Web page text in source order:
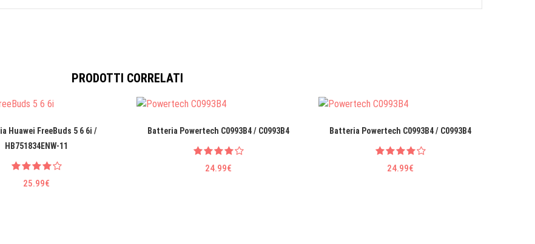
PRODOTTI CORRELATI
Huawei FreeBuds 5 6 6i /
HB751834ENW-11
25.99€
Batteria Powertech C0993B4 / C0993B4
24.99€
Batteria Powertech C0993B4 / C0993B4
24.99€